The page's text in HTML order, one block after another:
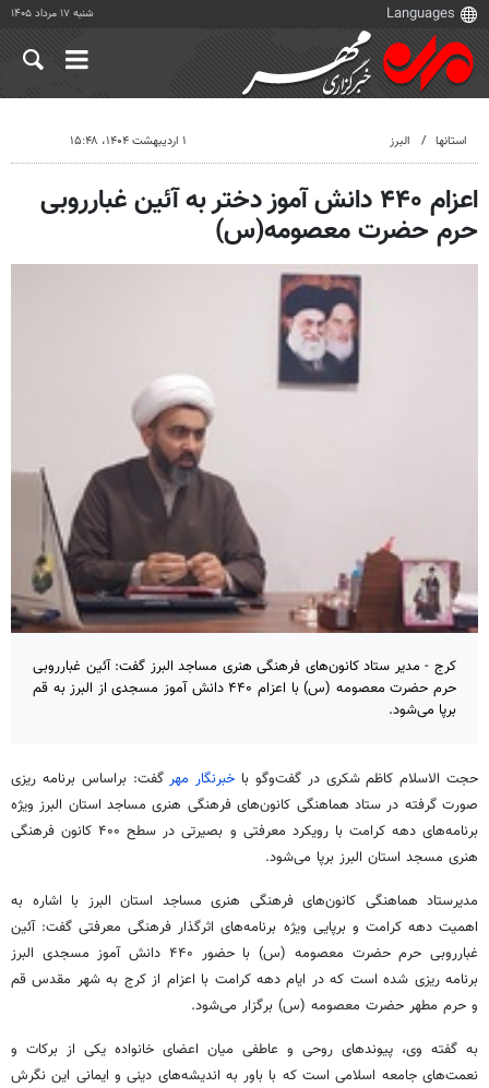
شنبه ۱۷ مرداد ۱۴۰۵
استانها البرز ۱ اردیبهشت ۱۴۰۴، ۱۵:۴۸
اعزام‌ ۴۴۰ دانش آموز دختر به آئین غبارروبی
حرم حضرت معصومه(س)
کرج - مدیر ستاد کانون‌های فرهنگی هنری مساجد البرز گفت: آئین غبارروبی
حرم حضرت معصومه (س) با اعزام ۴۴۰ دانش آموز مسجدی از البرز به قم
برپا می‌شود.
حجت الاسلام کاظم شکری در گفت‌وگو با خبرنگار مهر گفت: براساس برنامه ریزی
صورت گرفته در ستاد هماهنگی کانون‌های فرهنگی هنری مساجد استان البرز ویژه
برنامه‌های دهه کرامت با رویکرد معرفتی و بصیرتی در سطح ۴۰۰ کانون فرهنگی
هنری مسجد استان البرز برپا می‌شود.
مدیرستاد هماهنگی کانون‌های فرهنگی هنری مساجد استان البرز با اشاره به
اهمیت دهه کرامت و برپایی ویژه برنامه‌های اثرگذار فرهنگی معرفتی گفت: آئین
غبارروبی حرم حضرت معصومه (س)با حضور ۴۴۰ دانش آموز مسجدی البرز
برنامهریزی شده است که در ایام دهه کرامت با اعزام از کرج به شهر مقدس قم
و حرم مطهر حضرت معصومه (س) برگزار می‌شود.
به گفته وی، پیوندهای روحی و عاطفی میان اعضای خانواده یکی از برکات و
نعمت‌های جامعه اسلامی است که با باور به اندیشه‌های دینی و ایمانی این نگرش